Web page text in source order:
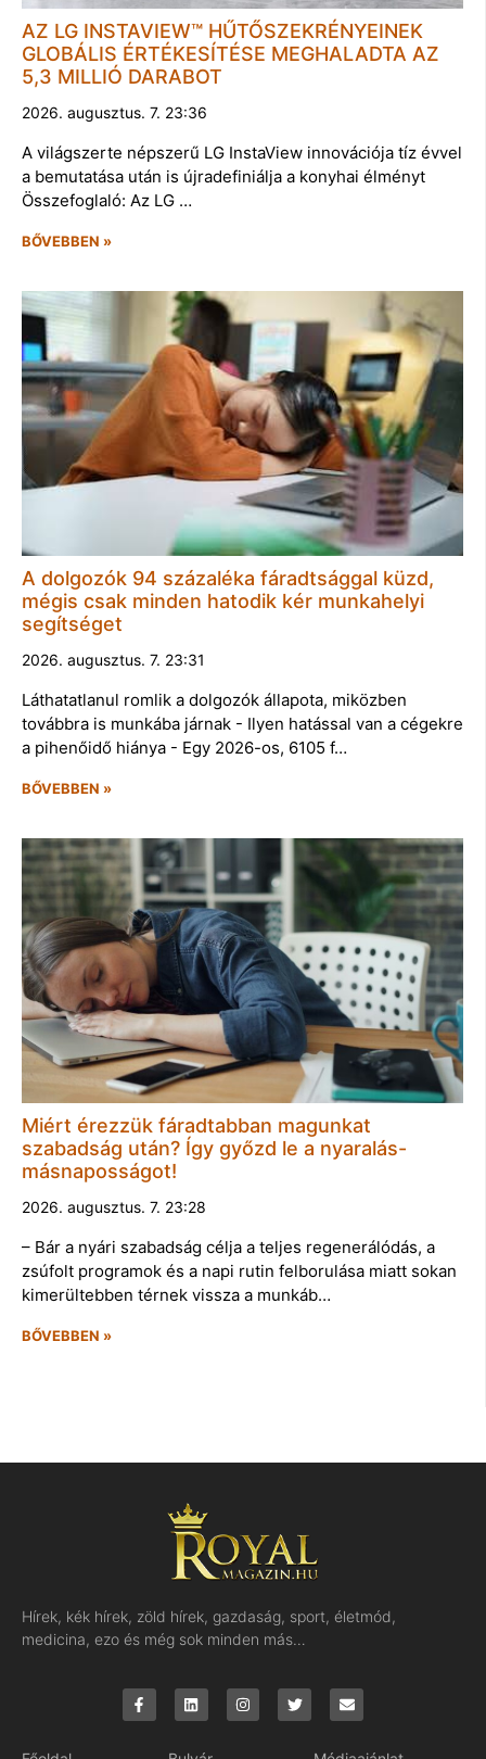
AZ LG INSTAVIEW™ HŰTŐSZEKRÉNYEINEK
GLOBÁLIS ÉRTÉKESÍTÉSE MEGHALADTA AZ
5,3 MILLIÓ DARABOT
2026. augusztus. 7. 23:36
A világszerte népszerű LG InstaView innovációja tíz évvel
a bemutatása után is újradefiniálja a konyhai élményt
Összefoglaló: Az LG …
BŐVEBBEN »
A dolgozók 94 százaléka fáradtsággal küzd,
mégis csak minden hatodik kér munkahelyi
segítséget
2026. augusztus. 7. 23:31
Láthatatlanul romlik a dolgozók állapota, miközben
továbbra is munkába járnak - Ilyen hatással van a cégekre
a pihenőidő hiánya - Egy 2026-os, 6105 f…
BŐVEBBEN »
Miért érezzük fáradtabban magunkat
szabadság után? Így győzd le a nyaralás-
másnaposságot!
2026. augusztus. 7. 23:28
– Bár a nyári szabadság célja a teljes regenerálódás, a
zsúfolt programok és a napi rutin felborulása miatt sokan
kimerültebben térnek vissza a munkáb…
BŐVEBBEN »
Hírek, kék hírek, zöld hírek, gazdaság, sport, életmód,
medicina, ezo és még sok minden más…